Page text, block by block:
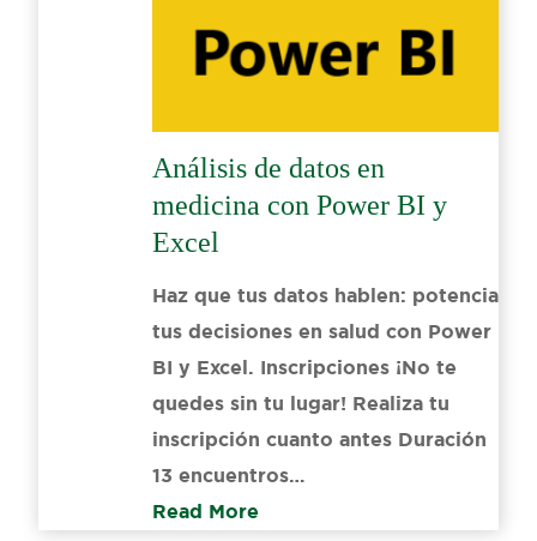
Análisis de datos en
medicina con Power BI y
Excel
Haz que tus datos hablen: potencia
tus decisiones en salud con Power
BI y Excel. Inscripciones ¡No te
quedes sin tu lugar! Realiza tu
inscripción cuanto antes Duración
13 encuentros…
Read More